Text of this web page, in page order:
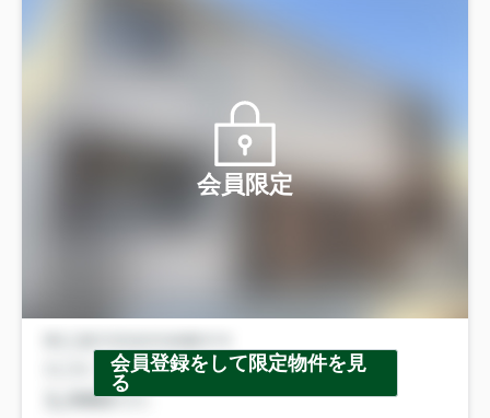
会員限定
会員登録をして限定物件を見
る